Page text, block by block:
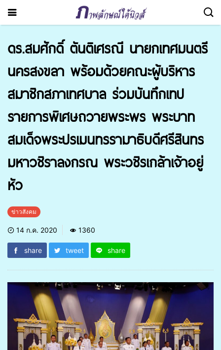
ดร.สมศักดิ์ ตันติเศรณี นายกเทศมนตรี
นครสงขลา พร้อมด้วยคณะผู้บริหาร
สมาชิกสภาเทศบาล ร่วมบันทึกเทป
รายการพิเศษถวายพระพร พระบาท
สมเด็จพระปรเมนทรรามาธิบดีศรีสินทร
มหาวชิราลงกรณ พระวชิรเกล้าเจ้าอยู่
หัว
ข่าวสังคม
14 ก.ค. 2020 1360
share tweet share